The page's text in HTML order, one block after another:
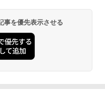
ル楽器電磁気教材を教える
ド/ゴルトンボード物理学、
事を優先表示させる